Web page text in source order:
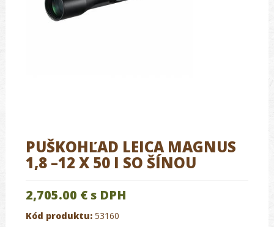
PUŠKOHĽAD LEICA MAGNUS
1,8 –12 X 50 I SO ŠÍNOU
2,705.00 € s DPH
Kód produktu: 53160